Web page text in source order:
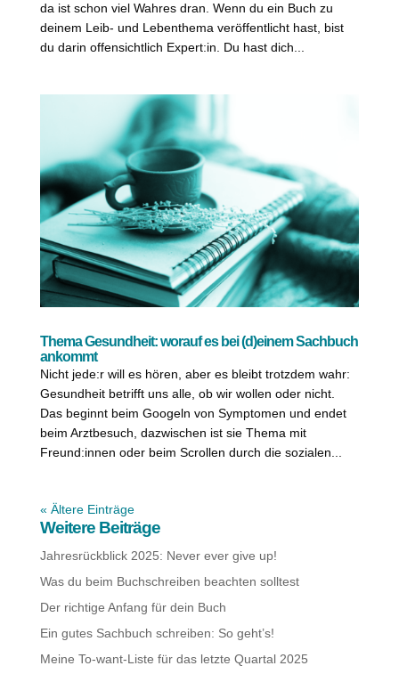
da ist schon viel Wahres dran. Wenn du ein Buch zu
deinem Leib- und Lebenthema veröffentlicht hast, bist
du darin offensichtlich Expert:in. Du hast dich...
Thema Gesundheit: worauf es bei (d)einem Sachbuch
ankommt
Nicht jede:r will es hören, aber es bleibt trotzdem wahr:
Gesundheit betrifft uns alle, ob wir wollen oder nicht.
Das beginnt beim Googeln von Symptomen und endet
beim Arztbesuch, dazwischen ist sie Thema mit
Freund:innen oder beim Scrollen durch die sozialen...
« Ältere Einträge
Weitere Beiträge
Jahresrückblick 2025: Never ever give up!
Was du beim Buchschreiben beachten solltest
Der richtige Anfang für dein Buch
Ein gutes Sachbuch schreiben: So geht’s!
Meine To-want-Liste für das letzte Quartal 2025